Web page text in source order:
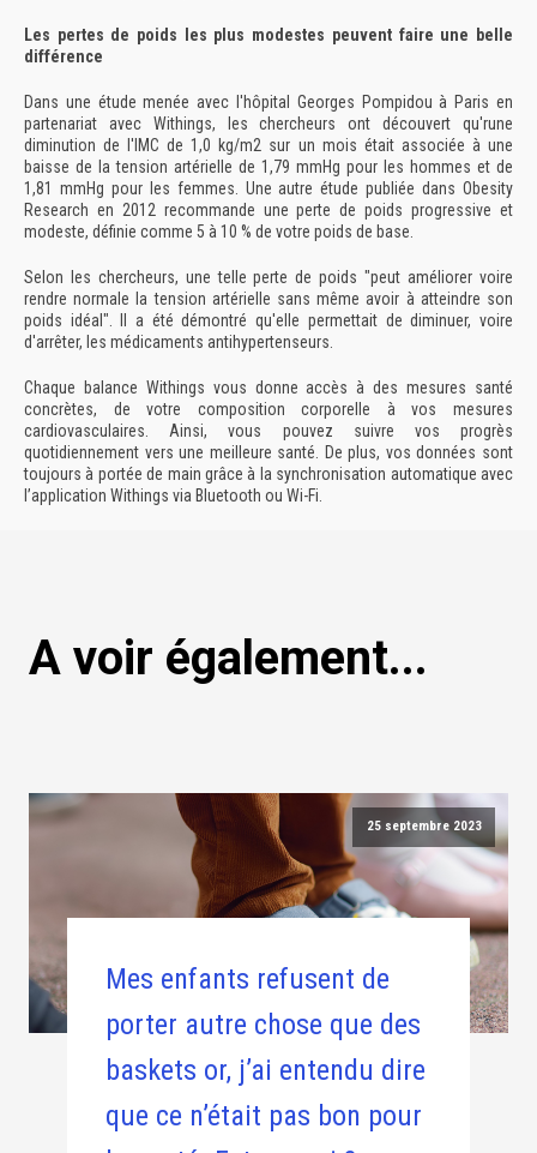
Les pertes de poids les plus modestes peuvent faire une belle
différence
Dans une étude menée avec l'hôpital Georges Pompidou à Paris en
partenariat avec Withings, les chercheurs ont découvert qu'rune
diminution de l'IMC de 1,0 kg/m2 sur un mois était associée à une
baisse de la tension artérielle de 1,79 mmHg pour les hommes et de
1,81 mmHg pour les femmes. Une autre étude publiée dans Obesity
Research en 2012 recommande une perte de poids progressive et
modeste, définie comme 5 à 10 % de votre poids de base.
Selon les chercheurs, une telle perte de poids "peut améliorer voire
rendre normale la tension artérielle sans même avoir à atteindre son
poids idéal". Il a été démontré qu'elle permettait de diminuer, voire
d'arrêter, les médicaments antihypertenseurs.
Chaque balance Withings vous donne accès à des mesures santé
concrètes, de votre composition corporelle à vos mesures
cardiovasculaires. Ainsi, vous pouvez suivre vos progrès
quotidiennement vers une meilleure santé. De plus, vos données sont
toujours à portée de main grâce à la synchronisation automatique avec
l’application Withings via Bluetooth ou Wi-Fi.
A voir également...
25 septembre 2023
Mes enfants refusent de
porter autre chose que des
baskets or, j’ai entendu dire
que ce n’était pas bon pour